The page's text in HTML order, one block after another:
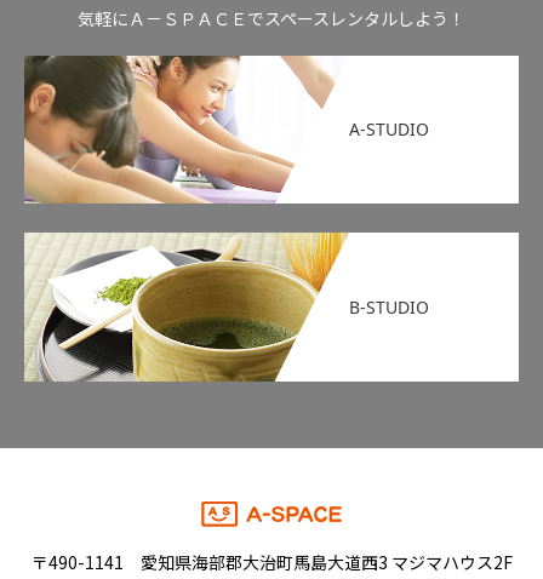
気軽にＡ－ＳＰＡＣＥでスペースレンタルしよう！
A-STUDIO
B-STUDIO
〒490-1141 愛知県海部郡大治町馬島大道西3 マジマハウス2F